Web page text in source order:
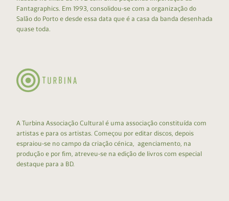
Fantagraphics. Em 1993, consolidou-se com a organização do
Salão do Porto e desde essa data que é a casa da banda desenhada
quase toda.
A Turbina Associação Cultural é uma associação constituída com
artistas e para os artistas. Começou por editar discos, depois
espraiou-se no campo da criação cénica, agenciamento, na
produção e por fim, atreveu-se na edição de livros com especial
destaque para a BD.